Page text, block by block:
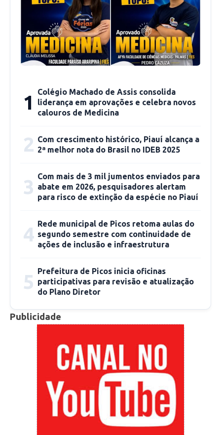
presidentes Celso Barros – Seccional Piauí e
Beto Simonetti – OAB Nacional, para estarem
presentes, divulgaremos a nova data” disse
Maycon.
1
Colégio Machado de Assis consolida
liderança em aprovações e celebra novos
calouros de Medicina
2 Com crescimento histórico, Piauí alcança a
2ª melhor nota do Brasil no IDEB 2025
3 Com mais de 3 mil jumentos enviados para
abate em 2026, pesquisadores alertam
para risco de extinção da espécie no Piauí
4 Rede municipal de Picos retoma aulas do
segundo semestre com continuidade de
ações de inclusão e infraestrutura
5 Prefeitura de Picos inicia oficinas
participativas para revisão e atualização
do Plano Diretor
Publicidade